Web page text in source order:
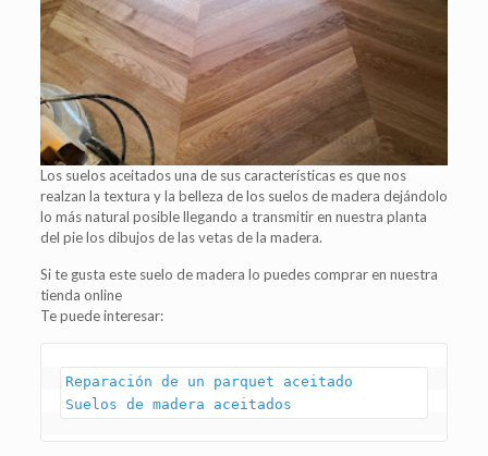
Los suelos aceitados una de sus características es que nos
realzan la textura y la belleza de los suelos de madera dejándolo
lo más natural posible llegando a transmitir en nuestra planta
del pie los dibujos de las vetas de la madera.
Si te gusta este suelo de madera lo puedes comprar en nuestra
tienda online
Te puede interesar:
Reparación de un parquet aceitado
Suelos de madera aceitados